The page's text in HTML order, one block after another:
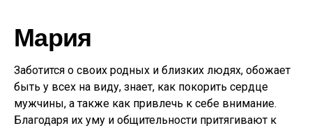
Мария
Заботится о своих родных и близких людях, обожает
быть у всех на виду, знает, как покорить сердце
мужчины, а также как привлечь к себе внимание.
Благодаря их уму и общительности притягивают к